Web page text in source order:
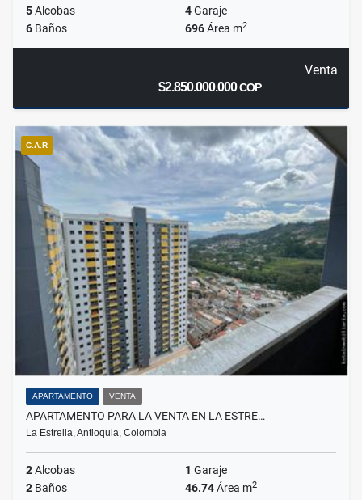
5Alcobas 4Garaje
6 Baños 696Área m2
Venta
$2.850.000.000COP
C.A.R
APARTAMENTO VENTA
APARTAMENTO PARA LA VENTA EN LA ESTRE…
La Estrella, Antioquia, Colombia
2Alcobas 1 Garaje
2 Baños 46.74Área m2